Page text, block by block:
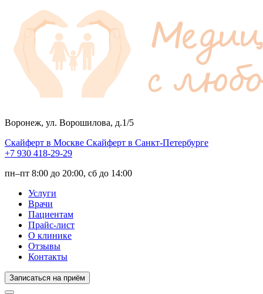
Воронеж, ул. Ворошилова, д.1/5
Скайферт в Москве Скайферт в Санкт-Петербурге
+7 930 418-29-29
пн–пт 8:00 до 20:00, сб до 14:00
Услуги
Врачи
Пациентам
Прайс-лист
О клинике
Отзывы
Контакты
Записаться на приём